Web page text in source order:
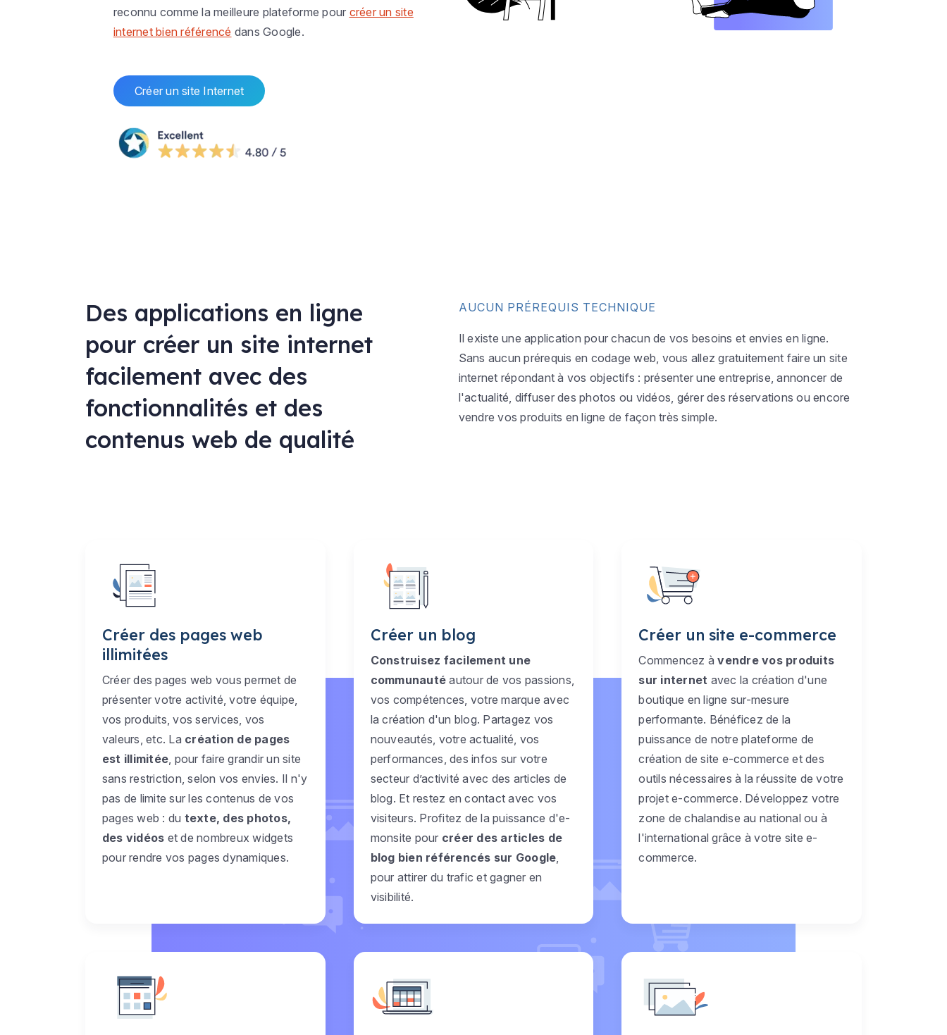
reconnu comme la meilleure plateforme pour créer un site
internet bien référencé dans Google.
Créer un site Internet
Des applications en ligne
pour créer un site internet
facilement avec des
fonctionnalités et des
contenus web de qualité
AUCUN PRÉREQUIS TECHNIQUE
Il existe une application pour chacun de vos besoins et envies en ligne.
Sans aucun prérequis en codage web, vous allez gratuitement faire un site
internet répondant à vos objectifs : présenter une entreprise, annoncer de
l'actualité, diffuser des photos ou vidéos, gérer des réservations ou encore
vendre vos produits en ligne de façon très simple.
Créer des pages web
illimitées
Créer des pages web vous permet de
présenter votre activité, votre équipe,
vos produits, vos services, vos
valeurs, etc. La création de pages
est illimitée , pour faire grandir un site
sans restriction, selon vos envies. Il n'y
pas de limite sur les contenus de vos
pages web : du texte, des photos,
des vidéos et de nombreux widgets
pour rendre vos pages dynamiques.
Créer un blog
Construisez facilement une
communauté autour de vos passions,
vos compétences, votre marque avec
la création d'un blog. Partagez vos
nouveautés, votre actualité, vos
performances, des infos sur votre
secteur d’activité avec des articles de
blog. Et restez en contact avec vos
visiteurs. Profitez de la puissance d'e-
monsite pour créer des articles de
blog bien référencés sur Google
pour attirer du trafic et gagner en
visibilité.
Créer un site e-commerce
Commencez àvendre vos produits
sur internet avec la création d'une
boutique en ligne sur-mesure
performante. Bénéficez de la
puissance de notre plateforme de
création de site e-commerce et des
outils nécessaires à la réussite de votre
projet e-commerce. Développez votre
zone de chalandise au national ou à
l'international grâce à votre site e-
commerce.